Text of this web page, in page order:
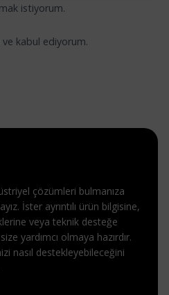
istiyorum.
ve kabul ediyorum.
çözümleri bulmanıza
İster ayrıntılı ürün bilgisine,
veya teknik desteğe
yardımcı olmaya hazırdır.
nasıl destekleyebileceğini